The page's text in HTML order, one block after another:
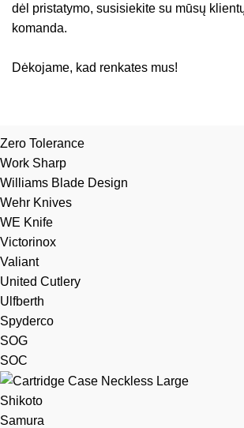
dėl pristatymo, susisiekite su mūsų
komanda.
Dėkojame, kad renkates mus!
Zero Tolerance
Work Sharp
Williams Blade Design
Wehr Knives
WE Knife
Victorinox
Valiant
United Cutlery
Ulfberth
Spyderco
SOG
SOC
Shikoto
Samura